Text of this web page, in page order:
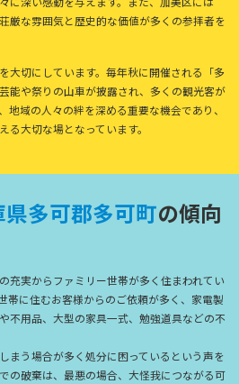
厳な雰囲気と歴史的な価値が多くの参拝者を
大切にしています。毎年秋に開催される「多
能や祭りの山車が披露され、多くの観光客が
地域の人々の絆を深める重要な機会であり、
大切な場となっています。
県多可郡多可町の傾向
充実からファミリー世帯が多く住まわれてい
帯に住むお客様からのご依頼が多く、家電製
不用品、大型の家具一式、勉強道具などの不
まう場合が多く処分に困っているという声を
の破棄は、最悪の場合、大怪我につながる可